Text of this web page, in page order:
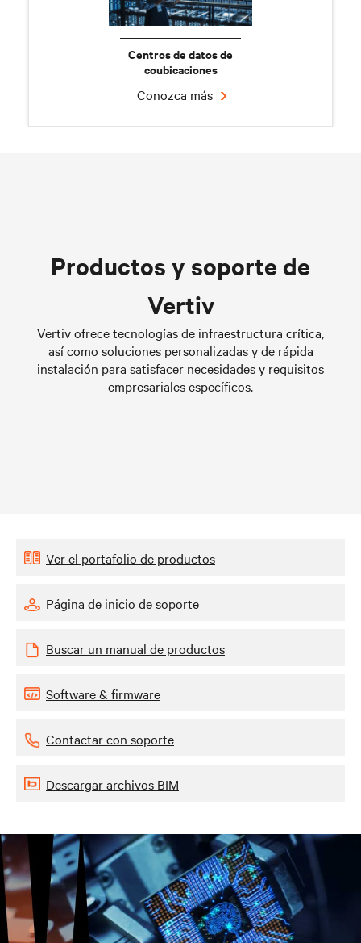
Centros de datos de
coubicaciones
Conozca más
Data Centers
Conozca más
Productos y soporte de
Vertiv
Vertiv ofrece tecnologías de infraestructura crítica,
así como soluciones personalizadas y de rápida
instalación para satisfacer necesidades y requisitos
empresariales específicos.
Ver el portafolio de productos
Página de inicio de soporte
Buscar un manual de productos
Software & firmware
Contactar con soporte
Descargar archivos BIM